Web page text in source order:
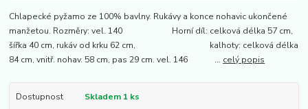
Chlapecké pyžamo ze 100% bavlny. Rukávy a konce nohavic ukončené
manžetou. Rozměry: vel. 140 Horní díl: celková délka 57 cm,
šířka 40 cm, rukáv od krku 62 cm, kalhoty: celková délka
84 cm, vnitř. nohav. 58 cm, pas 29 cm. vel. 146 ... celý popis
Dostupnost
Skladem 1 ks